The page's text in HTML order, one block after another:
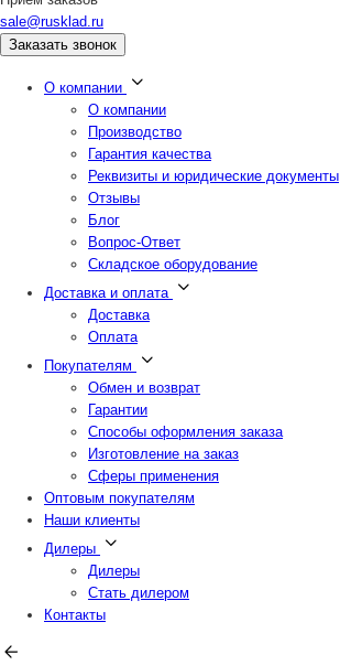
sale@rusklad.ru
Заказать звонок
О компании
О компании
Производство
Гарантия качества
Реквизиты и юридические документы
Отзывы
Блог
Вопрос-Ответ
Складское оборудование
Доставка и оплата
Доставка
Оплата
Покупателям
Обмен и возврат
Гарантии
Способы оформления заказа
Изготовление на заказ
Сферы применения
Оптовым покупателям
Наши клиенты
Дилеры
Дилеры
Стать дилером
Контакты